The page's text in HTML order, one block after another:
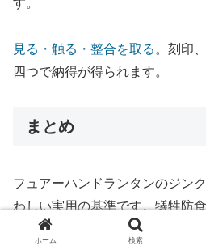
す。
見る・触る・整合を取る 。刻印
四つで納得が得られます。
まとめ
フュアーハンドランタンのジン
わしい実用の基準です。犠牲防
さ、写真のなじみ。仕組み→燃
ホーム 検索